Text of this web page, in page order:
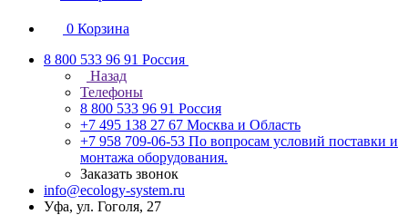
0 Корзина
8 800 533 96 91 Россия
Назад
Телефоны
8 800 533 96 91 Россия
+7 495 138 27 67 Москва и Область
+7 958 709-06-53 По вопросам условий поставки и
монтажа оборудования.
Заказать звонок
info@ecology-system.ru
Уфа, ул. Гоголя, 27